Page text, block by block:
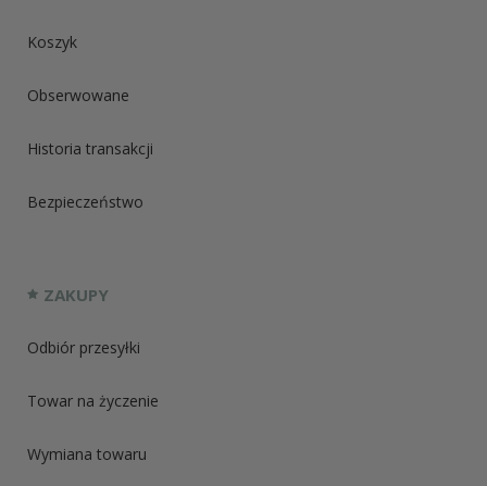
Koszyk
Obserwowane
Historia transakcji
Bezpieczeństwo
ZAKUPY
Odbiór przesyłki
Towar na życzenie
Wymiana towaru